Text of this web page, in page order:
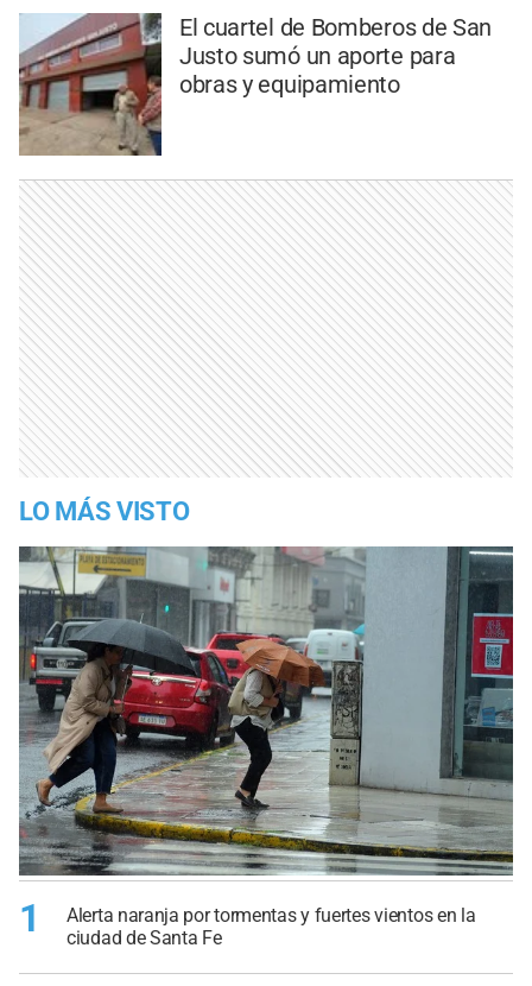
El cuartel de Bomberos de San
Justo sumó un aporte para
obras y equipamiento
LO MÁS VISTO
1
Alerta naranja por tormentas y fuertes vientos en la
ciudad de Santa Fe